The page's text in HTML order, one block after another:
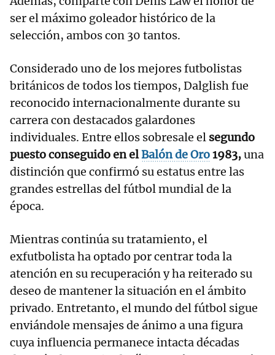
ser el máximo goleador histórico de la
selección, ambos con 30 tantos.
Considerado uno de los mejores futbolistas
británicos de todos los tiempos, Dalglish fue
reconocido internacionalmente durante su
carrera con destacados galardones
individuales. Entre ellos sobresale el segundo
puesto conseguido en elBalón de Oro1983,una
distinción que confirmó su estatus entre las
grandes estrellas del fútbol mundial de la
época.
Mientras continúa su tratamiento, el
exfutbolista ha optado por centrar toda la
atención en su recuperación y ha reiterado su
deseo de mantener la situación en el ámbito
privado. Entretanto, el mundo del fútbol sigue
enviándole mensajes de ánimo a una figura
cuya influencia permanece intacta décadas